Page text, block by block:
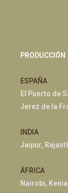
PRODUCCIÓN
ESPAÑA
El Puerto de
Jerez de la
INDIA
Jaipur,
ÁFRICA
Nairobi, Kenia